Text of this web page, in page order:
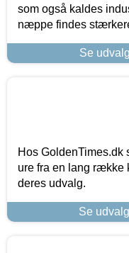
som også kaldes
næppe findes
Se
Hos
ure fra en lang række
deres udvalg.
Se